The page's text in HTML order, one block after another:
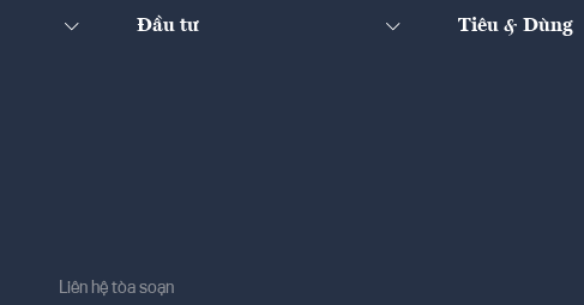
Đầu tư Tiêu & Dùng
Liên hệ tòa soạn